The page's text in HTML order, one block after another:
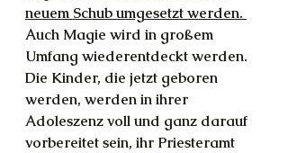
neuem Schub umgesetzt werden.
Auch Magie wird in großem
Umfang wiederentdeckt werden.
Die Kinder, die jetzt geboren
werden, werden in ihrer
Adoleszenz voll und ganz darauf
vorbereitet sein, ihr Priesteramt